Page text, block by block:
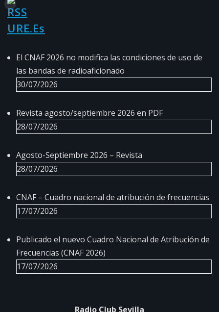
URE.es
El CNAF 2026 no modifica las condiciones de uso de
las bandas de radioaficionado
30/07/2026
Revista agosto/septiembre 2026 en PDF
28/07/2026
Agosto-Septiembre 2026 – Revista
28/07/2026
CNAF – Cuadro nacional de atribución de frecuencias
17/07/2026
Publicado el nuevo Cuadro Nacional de Atribución de
Frecuencias (CNAF 2026)
17/07/2026
Radio Club Sevilla